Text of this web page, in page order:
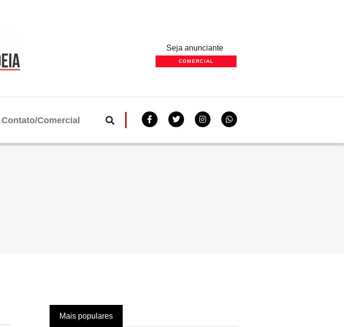
Seja anunciante
COMERCIAL
Contato/Comercial
Mais populares